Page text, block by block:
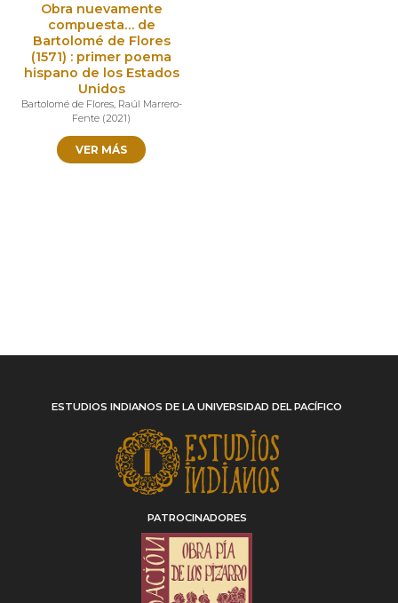
Obra nuevamente
compuesta… de
Bartolomé de Flores
(1571) : primer poema
hispano de los Estados
Unidos
Bartolomé de Flores, Raúl Marrero-
Fente (2021)
VER MÁS
ESTUDIOS INDIANOS DE LA UNIVERSIDAD DEL PACÍFICO
PATROCINADORES